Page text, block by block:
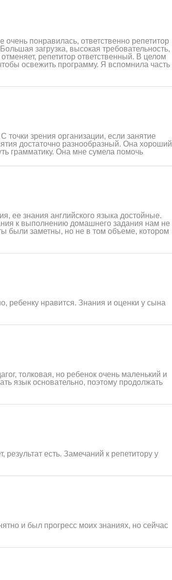
понравилась, ответственно репетитор
загрузка, высокая требовательность,
репетитор ответственный. В целом
освежить программу. Я вспомнила часть
точки зрения организации, если занятие
достаточно разнообразный. Она хороший
грамматику. Она мне сумела помочь
ее знания английского языка достойные.
к выполнению домашнего задания нам не
были заметны, но не в том объеме, котором
ребенку нравится. Знания и оценки у сына
толковая, но ребенок очень маленький и
язык основательно, поэтому продолжать
есть. Замечаний к репетитору у
и был прогресс моих знаниях, но сейчас